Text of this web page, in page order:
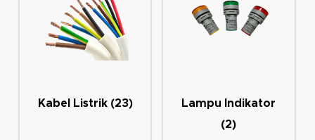
Kabel Listrik (23)
Lampu Indikator
(2)